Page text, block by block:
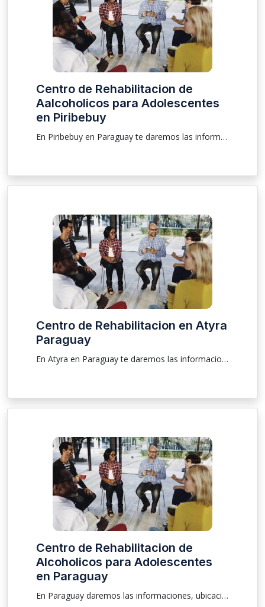
Centro de Rehabilitacion de
Aalcoholicos para Adolescentes
en Piribebuy
En Piribebuy en Paraguay te daremos las informaciones, ubicación sobre clínica para que las personas que están buscando una rehabilitación y tratamiento de drogas y de alcoholismo sea él masculino o femenino pudiendo ser una internación voluntaria e involuntaria, atendemos a pacientes mayores, menores y ancianos .
Centro de Rehabilitacion en Atyra
Paraguay
En Atyra en Paraguay te daremos las informaciones, ubicación sobre clínica para que las personas que están buscando una rehabilitación y tratamiento de drogas y de alcoholismo sea él masculino o femenino pudiendo ser una internación voluntaria e involuntaria, atendemos a pacientes mayores, menores y ancianos .
Centro de Rehabilitacion de
Alcoholicos para Adolescentes
en Paraguay
En Paraguay daremos las informaciones, ubicación sobre clínica para que las personas que están buscando una rehabilitación y tratamiento de alcoholicos sea él masculino o femenino pudiendo ser una internación voluntaria e involuntaria, atendemos a pacientes mayores, menores y ancianos .